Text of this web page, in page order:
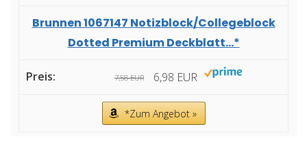
Brunnen 1067147 Notizblock/Collegeblock
Dotted Premium Deckblatt...*
7,58 EUR 6,98 EUR
*Zum Angebot »